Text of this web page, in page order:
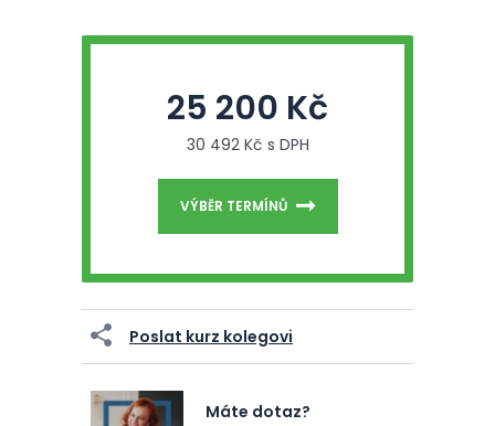
25 200 Kč
30 492 Kč s DPH
VÝBĚR TERMÍNŮ
Poslat kurz kolegovi
Máte dotaz?